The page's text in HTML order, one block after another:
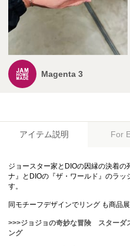
Magenta 3
アイテム説明 For
ジョースター家とDIOの因縁の決着
ナ』とDIOの『ザ・ワールド』のラ
す。
同モチーフデザインでリング も商品展
>>>ジョジョの奇妙な冒険 スターダ
ング